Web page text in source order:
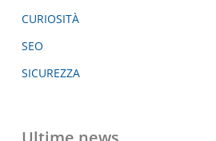
CURIOSITÀ
SEO
SICUREZZA